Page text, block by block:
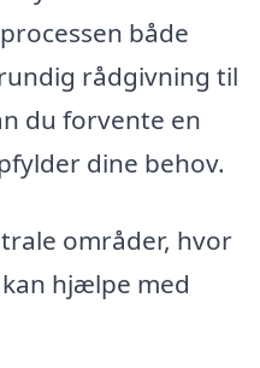
både
rådgivning til
du forvente en
dine behov.
områder, hvor
hjælpe med